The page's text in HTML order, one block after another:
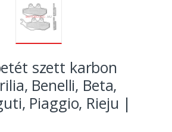
szett karbon
Benelli, Beta,
Piaggio, Rieju |